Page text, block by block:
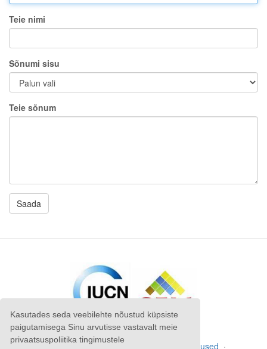
Kasutades seda veebilehte nõustud küpsiste
paigutamisega Sinu arvutisse vastavalt meie
privaatsuspoliitika tingimustele
Teie nimi
Sõnumi sisu
Teie sõnum
Autoriõigus©Anatrack Ltd Tingimused ·